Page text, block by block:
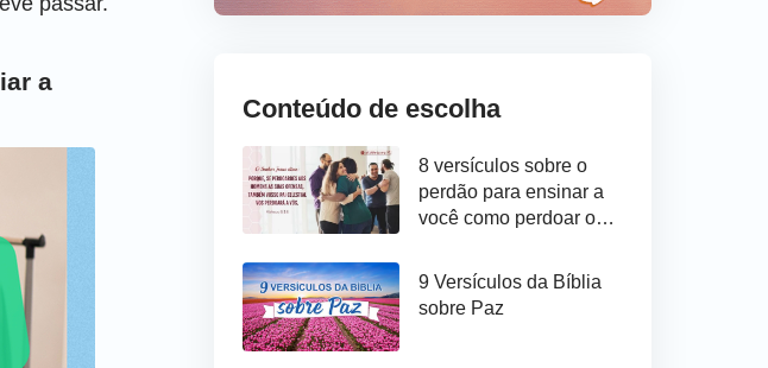
a
Conteúdo de escolha
8 versículos sobre o
perdão para ensinar a
você como perdoar os
9 Versículos da Bíblia
sobre Paz